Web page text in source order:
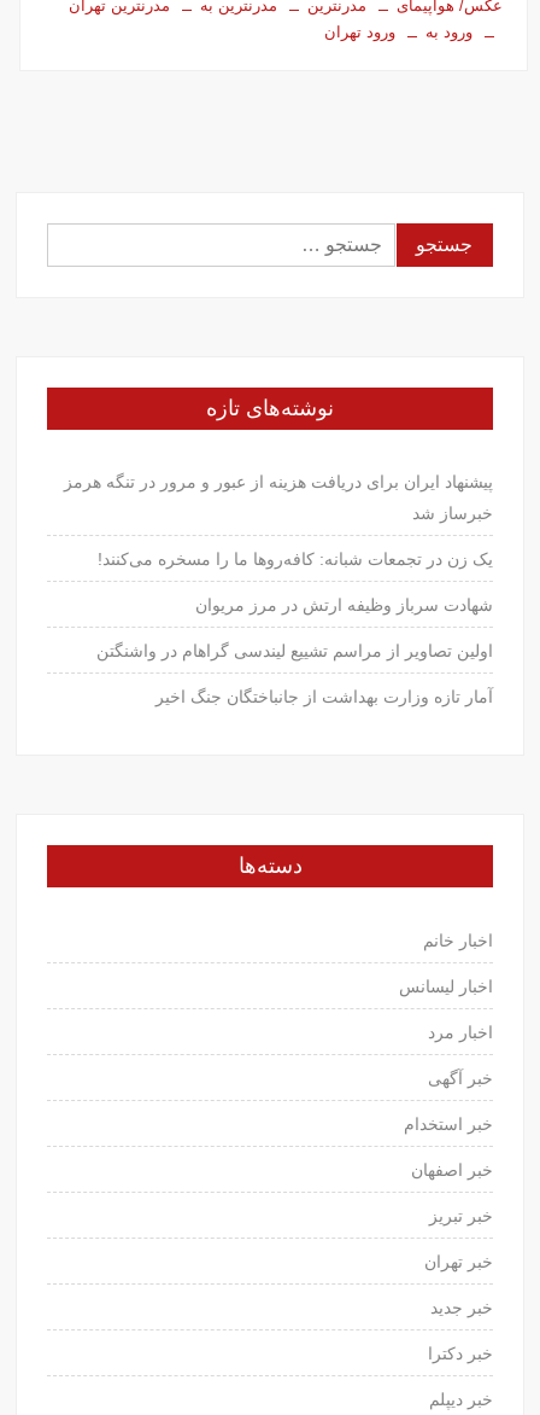
عکس/ هواپیمای مدرنترین مدرنترین به
مدرنترین تهران
ورود به
ورود تهران
جستجو
برای:
نوشته‌های تازه
پیشنهاد ایران برای دریافت هزینه از عبور و مرور در تنگه هرمز
خبرساز شد
یک زن در تجمعات شبانه: کافه‌روها ما را مسخره می‌کنند!
شهادت سرباز وظیفه ارتش در مرز مریوان
اولین تصاویر از مراسم تشییع لیندسی گراهام در واشنگتن
آمار تازه وزارت بهداشت از جانباختگان جنگ اخیر
دسته‌ها
اخبار خانم
اخبار لیسانس
اخبار مرد
خبر آگهی
خبر استخدام
خبر اصفهان
خبر تبریز
خبر تهران
خبر جدید
خبر دکترا
خبر دیپلم